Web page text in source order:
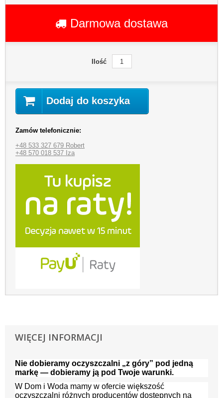
Darmowa dostawa
Ilość
Dodaj do koszyka
Zamów telefonicznie:
+48 533 327 679 Robert
+48 570 018 537 Iza
WIĘCEJ INFORMACJI
Nie dobieramy oczyszczalni „z góry” pod jedną
markę — dobieramy ją pod Twoje warunki.
W Dom i Woda mamy w ofercie większość
oczyszczalni różnych producentów dostępnych na